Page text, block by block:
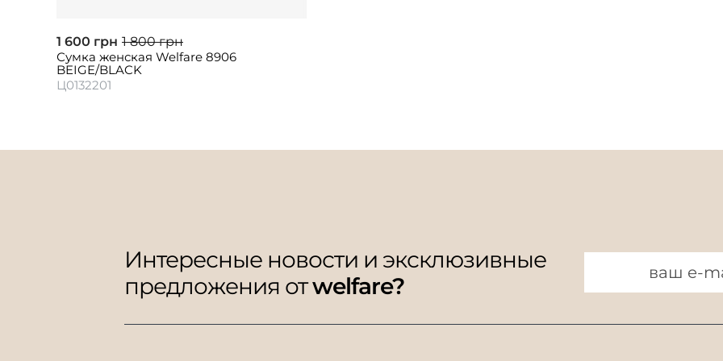
1 600 грн 1 800 грн
Сумка женская Welfare 8906
BEIGE/BLACK
Ц0132201
Интересные новости и эксклюзивные
предложения отwelfare?